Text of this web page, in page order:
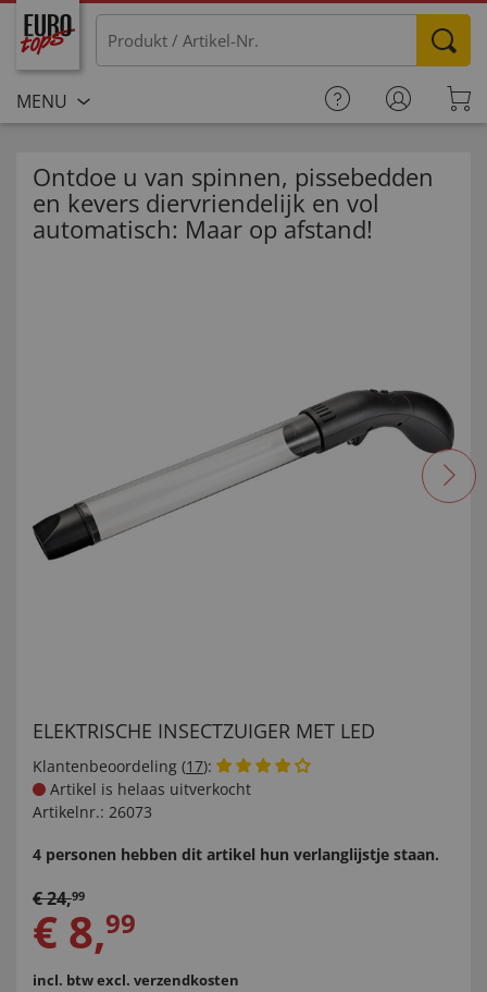
MENU
Ontdoe u van spinnen, pissebedden
en kevers diervriendelijk en vol
automatisch: Maar op afstand!
ELEKTRISCHE INSECTZUIGER MET LED
Klantenbeoordeling (17):
Artikel is helaas uitverkocht
Artikelnr.: 26073
4 personen hebben dit artikel hun verlanglijstje staan.
€24,99
€ 8,99
incl. btwexcl. verzendkosten